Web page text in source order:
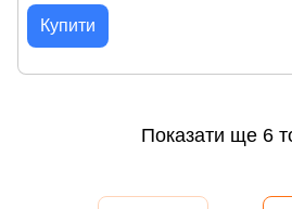
Купити
Показати ще 6